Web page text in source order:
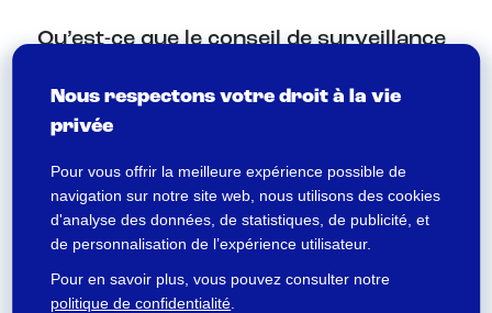
Qu’est-ce que le conseil de surveillance
Le conseil de surveillance d’un fonds commun
de placement d’entreprise (FCPE), véhicule
d’investissement collectif utilisé dans le
cadre de l’épargne salariale, est l’organe
chargé de représenter les intérêts des
salariés de l’entreprise – et de contrôler la
Nous respectons votre droit à la vie
privée
Pour vous offrir la meilleure expérience possible de
navigation sur notre site web, nous utilisons des cookies
d'analyse des données, de statistiques, de publicité, et
de personnalisation de l’expérience utilisateur.
Pour en savoir plus, vous pouvez consulter notre
politique de confidentialité